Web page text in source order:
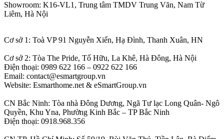
Showroom: K16-VL1, Trung tâm TMDV Trung Văn, Nam Từ
Liêm, Hà Nội
Cơ sở 1: Toà VP 91 Nguyễn Xiển, Hạ Đình, Thanh Xuân, HN
Cơ sở 2: Tòa The Pride, Tố Hữu, La Khê, Hà Đông, Hà Nội
Điện thoại: 0989 622 166 – 0922 622 166
Email: contact@esmartgroup.vn
Website: Esmarthome.net & eSmartGroup.vn
CN Bắc Ninh: Tòa nhà Đông Dương, Ngã Tư lạc Long Quân- Ngô
Quyền, Khu Yna, Phường Kinh Bắc – TP Bắc Ninh
Điện thoại: 0918.968.356